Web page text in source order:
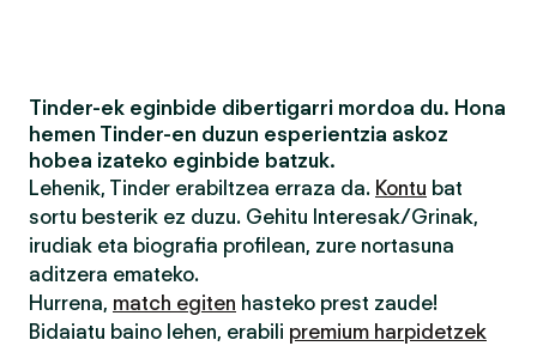
Tinder-ek eginbide dibertigarri mordoa du. Hona
hemen Tinder-en duzun esperientzia askoz
hobea izateko eginbide batzuk.
Lehenik, Tinder erabiltzea erraza da. Kontu bat
sortu besterik ez duzu. Gehitu Interesak/Grinak,
irudiak eta biografia profilean, zure nortasuna
aditzera emateko.
Hurrena, match egiten hasteko prest zaude!
Bidaiatu baino lehen, erabili premium harpidetzek